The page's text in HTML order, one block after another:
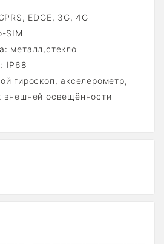
EDGE, 3G, 4G
SIM
металл,стекло
IP68
гироскоп, акселерометр,
внешней освещённости